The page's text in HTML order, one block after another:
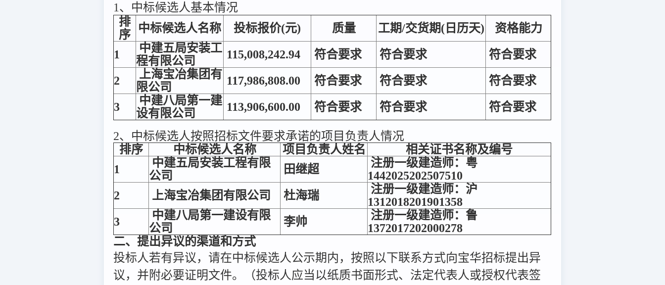
1、中标候选人基本情况
排
序
中标候选人名称 投标报价(元) 质量 工期/交货期(日历天) 资格能力
1
中建五局安装工
程有限公司
115,008,242.94 符合要求 符合要求 符合要求
2
上海宝冶集团有
限公司
117,986,808.00 符合要求 符合要求 符合要求
3
中建八局第一建
设有限公司
113,906,600.00 符合要求 符合要求 符合要求
2、中标候选人按照招标文件要求承诺的项目负责人情况
排序
中标候选人名称 项目负责人姓名
相关证书名称及编号
1
中建五局安装工程有限
公司
田继超
注册一级建造师：粤
1442025202507510
2
上海宝冶集团有限公司 杜海瑞
注册一级建造师：沪
1312018201901358
3
中建八局第一建设有限
公司
李帅
注册一级建造师：鲁
1372017202000278
二、提出异议的渠道和方式
投标人若有异议，请在中标候选人公示期内，按照以下联系方式向宝华招标提出异
议，并附必要证明文件。（投标人应当以纸质书面形式、法定代表人或授权代表签